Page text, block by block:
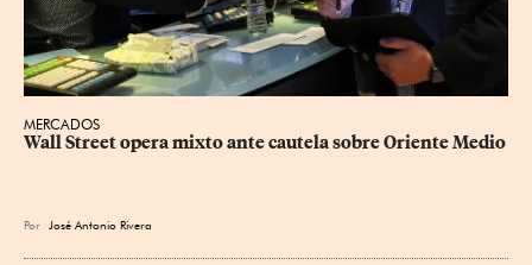
MERCADOS
Wall Street opera mixto ante cautela sobre Oriente Medio
Por José Antonio Rivera